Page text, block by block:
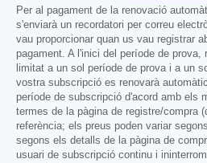
Per al pagament de la renovació
s'enviarà un recordatori per correu
vau proporcionar quan us vau registrar
pagament. A l'inici del període de prova,
limitat a un sol període de prova i a un
vostra subscripció es renovarà
període de subscripció d'acord amb els
termes de la pàgina de registre/compra
referència; els preus poden variar
segons els detalls de la pàgina de
usuari de subscripció continu i